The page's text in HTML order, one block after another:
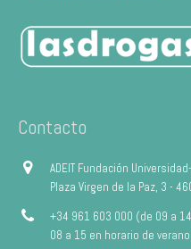
Contacto
ADEIT Fundación
Plaza Virgen de la Paz, 3 -
+34 961 603 000 (de 09 a
08 a 15 en horario de